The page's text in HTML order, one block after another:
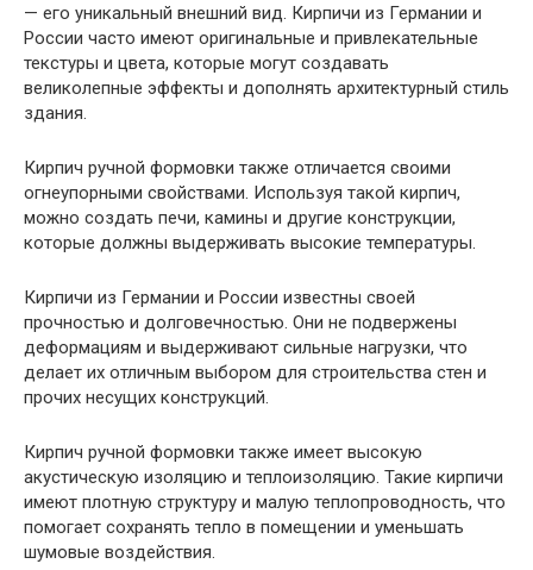
— его уникальный внешний вид. Кирпичи из Германии и
России часто имеют оригинальные и привлекательные
текстуры и цвета, которые могут создавать
великолепные эффекты и дополнять архитектурный стиль
здания.
Кирпич ручной формовки также отличается своими
огнеупорными свойствами. Используя такой кирпич,
можно создать печи, камины и другие конструкции,
которые должны выдерживать высокие температуры.
Кирпичи из Германии и России известны своей
прочностью и долговечностью. Они не подвержены
деформациям и выдерживают сильные нагрузки, что
делает их отличным выбором для строительства стен и
прочих несущих конструкций.
Кирпич ручной формовки также имеет высокую
акустическую изоляцию и теплоизоляцию. Такие кирпичи
имеют плотную структуру и малую теплопроводность, что
помогает сохранять тепло в помещении и уменьшать
шумовые воздействия.